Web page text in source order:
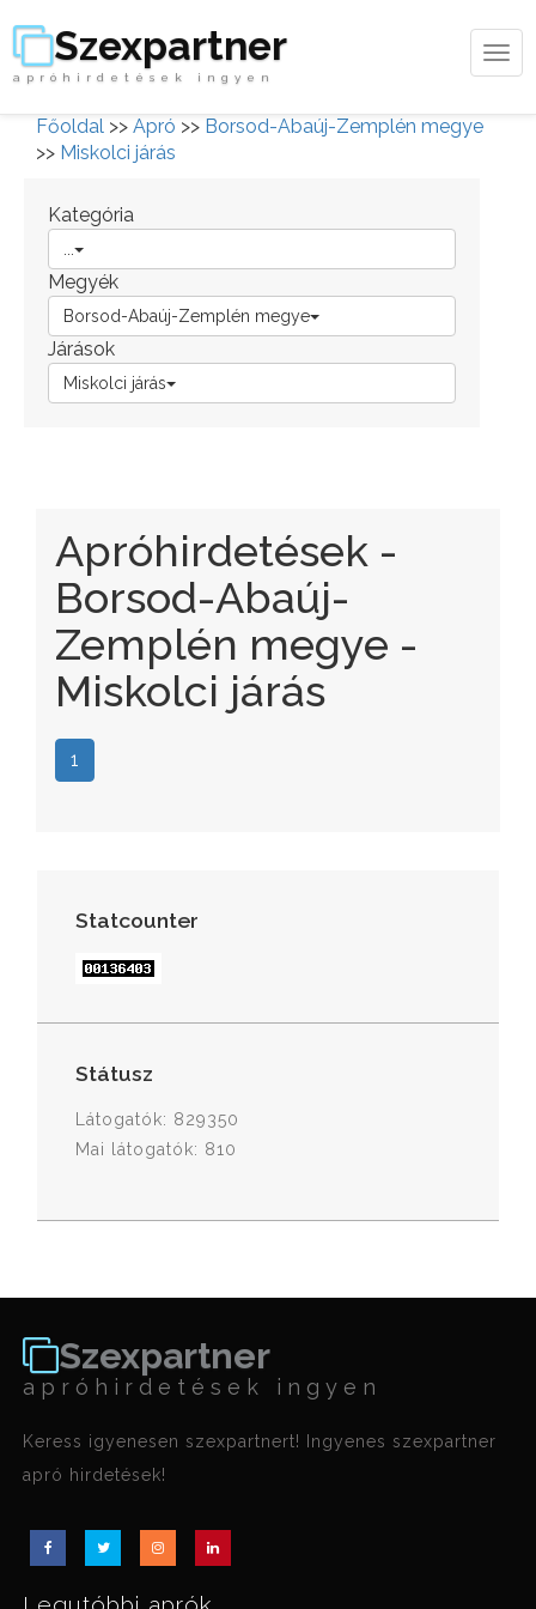
Szexpartner
apróhirdetések ingyen
Főoldal >> Apró >> Borsod-Abaúj-Zemplén megye
>> Miskolci járás
Kategória
Megyék
Borsod-Abaúj-Zemplén megye
Járások
Miskolci járás
Apróhirdetések -
Borsod-Abaúj-
Zemplén megye -
Miskolci járás
1
Statcounter
Státusz
Látogatók: 829350
Mai látogatók: 810
Szexpartner
apróhirdetések ingyen
Keress igyenesen szexpartnert! Ingyenes szexpartner
apró hirdetések!